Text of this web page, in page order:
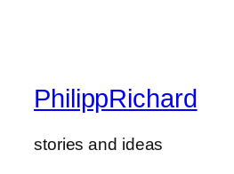
PhilippRichard
stories and ideas